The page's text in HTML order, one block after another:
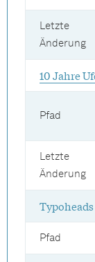
Letzte
Änderung
10 Jahre
Pfad
Letzte
Änderung
Typoheads
Pfad